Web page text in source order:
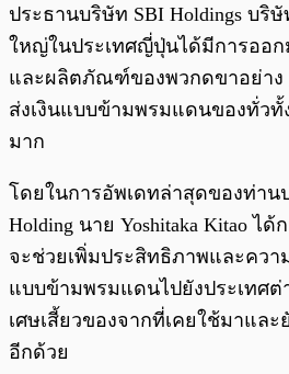
พร้อมเล่น
ประธานบริษัท SBI Holdings บริ
ใหญ่ในประเทศญี่ปุ่นได้มีการออก
และผลิตภัณฑ์ของพวกดขาอย่าง
ส่งเงินแบบข้ามพรมแดนของทั่ว
มาก
โดยในการอัพเดทล่าสุดของท่าน
Holding นาย Yoshitaka Kitao ไ
จะช่วยเพิ่มประสิทธิภาพและควา
แบบข้ามพรมแดนไปยังประเทศต่
เศษเสี้ยวของจากที่เคยใช้มาแล
อีกด้วย